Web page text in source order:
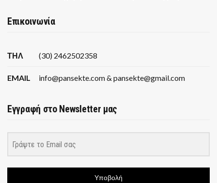
Επικοινωνία
ΤΗΛ (30) 2462502358
EMAIL info@pansekte.com & pansekte@gmail.com
Εγγραφή στο Newsletter μας
Υποβολή